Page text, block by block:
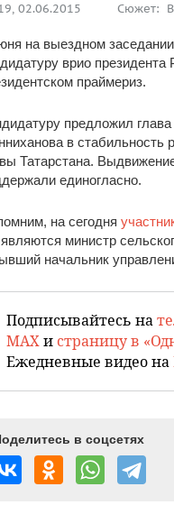
02.06.2015 Сюжет:
на выездном
врио
праймериз.
предложил
в стабильность
Татарстана.
единогласно.
на сегодня
министр
начальник
Подписывайтесь на
MAXи страницу в
Ежедневные видео на
в соцсетях